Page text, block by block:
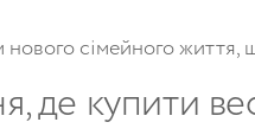
новогосімейногожиття,
,де купити